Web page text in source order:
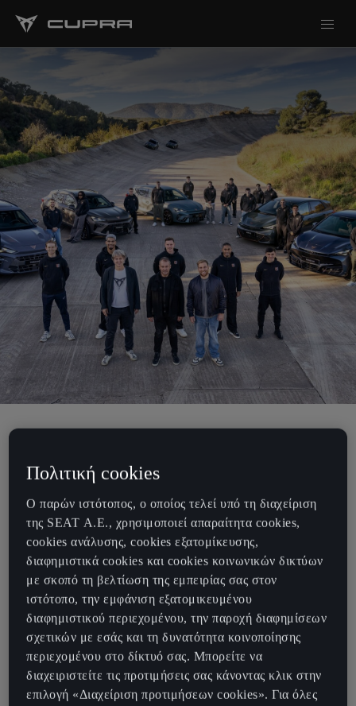
στην πίστα Terramar.»
H FC Barcelona με τους 22 παίχτες και τον διευθυντή
Hansi Flick, δοκίμασαν όλα τα μοντέλα της CUPRA
Τα νέα CUPRA Terramar & CUPRA Tavascan, μαζί με
το θρυλικό CUPRA Formentor ήταν τα αγαπημένα
μοντέλα των παιχτών
Η CUPRA και η FC Barcelona συνεχίζουν να
ενισχύουν τη συμμαχία τους, στηριζόμενη σε μία
κοινή δέσμευση να υποστηρίζουν νέα ταλέντα ενώ
εμπνέουν τον κόσμο από τη Βαρκελώνη
Πολιτική cookies
Ο παρών ιστότοπος, ο οποίος τελεί υπό τη διαχείριση
της SEAT Α.Ε., χρησιμοποιεί απαραίτητα cookies,
cookies ανάλυσης, cookies εξατομίκευσης,
διαφημιστικά cookies και cookies κοινωνικών δικτύων
με σκοπό τη βελτίωση της εμπειρίας σας στον
ιστότοπο, την εμφάνιση εξατομικευμένου
διαφημιστικού περιεχομένου, την παροχή διαφημίσεων
σχετικών με εσάς και τη δυνατότητα κοινοποίησης
περιεχομένου στο δίκτυό σας. Μπορείτε να
διαχειριστείτε τις προτιμήσεις σας κάνοντας κλικ στην
επιλογή «Διαχείριση προτιμήσεων cookies». Για όλες